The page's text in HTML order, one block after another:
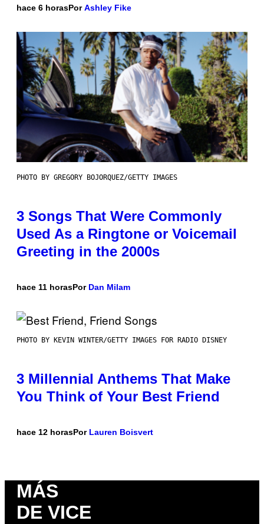
hace 6 horasPorAshley Fike
PHOTO BY GREGORY BOJORQUEZ/GETTY IMAGES
3 Songs That Were Commonly
Used As a Ringtone or Voicemail
Greeting in the 2000s
hace 11 horasPor Dan Milam
PHOTO BY KEVIN WINTER/GETTY IMAGES FOR RADIO DISNEY
3 Millennial Anthems That Make
You Think of Your Best Friend
hace 12 horasPor Lauren Boisvert
MÁS
DE VICE